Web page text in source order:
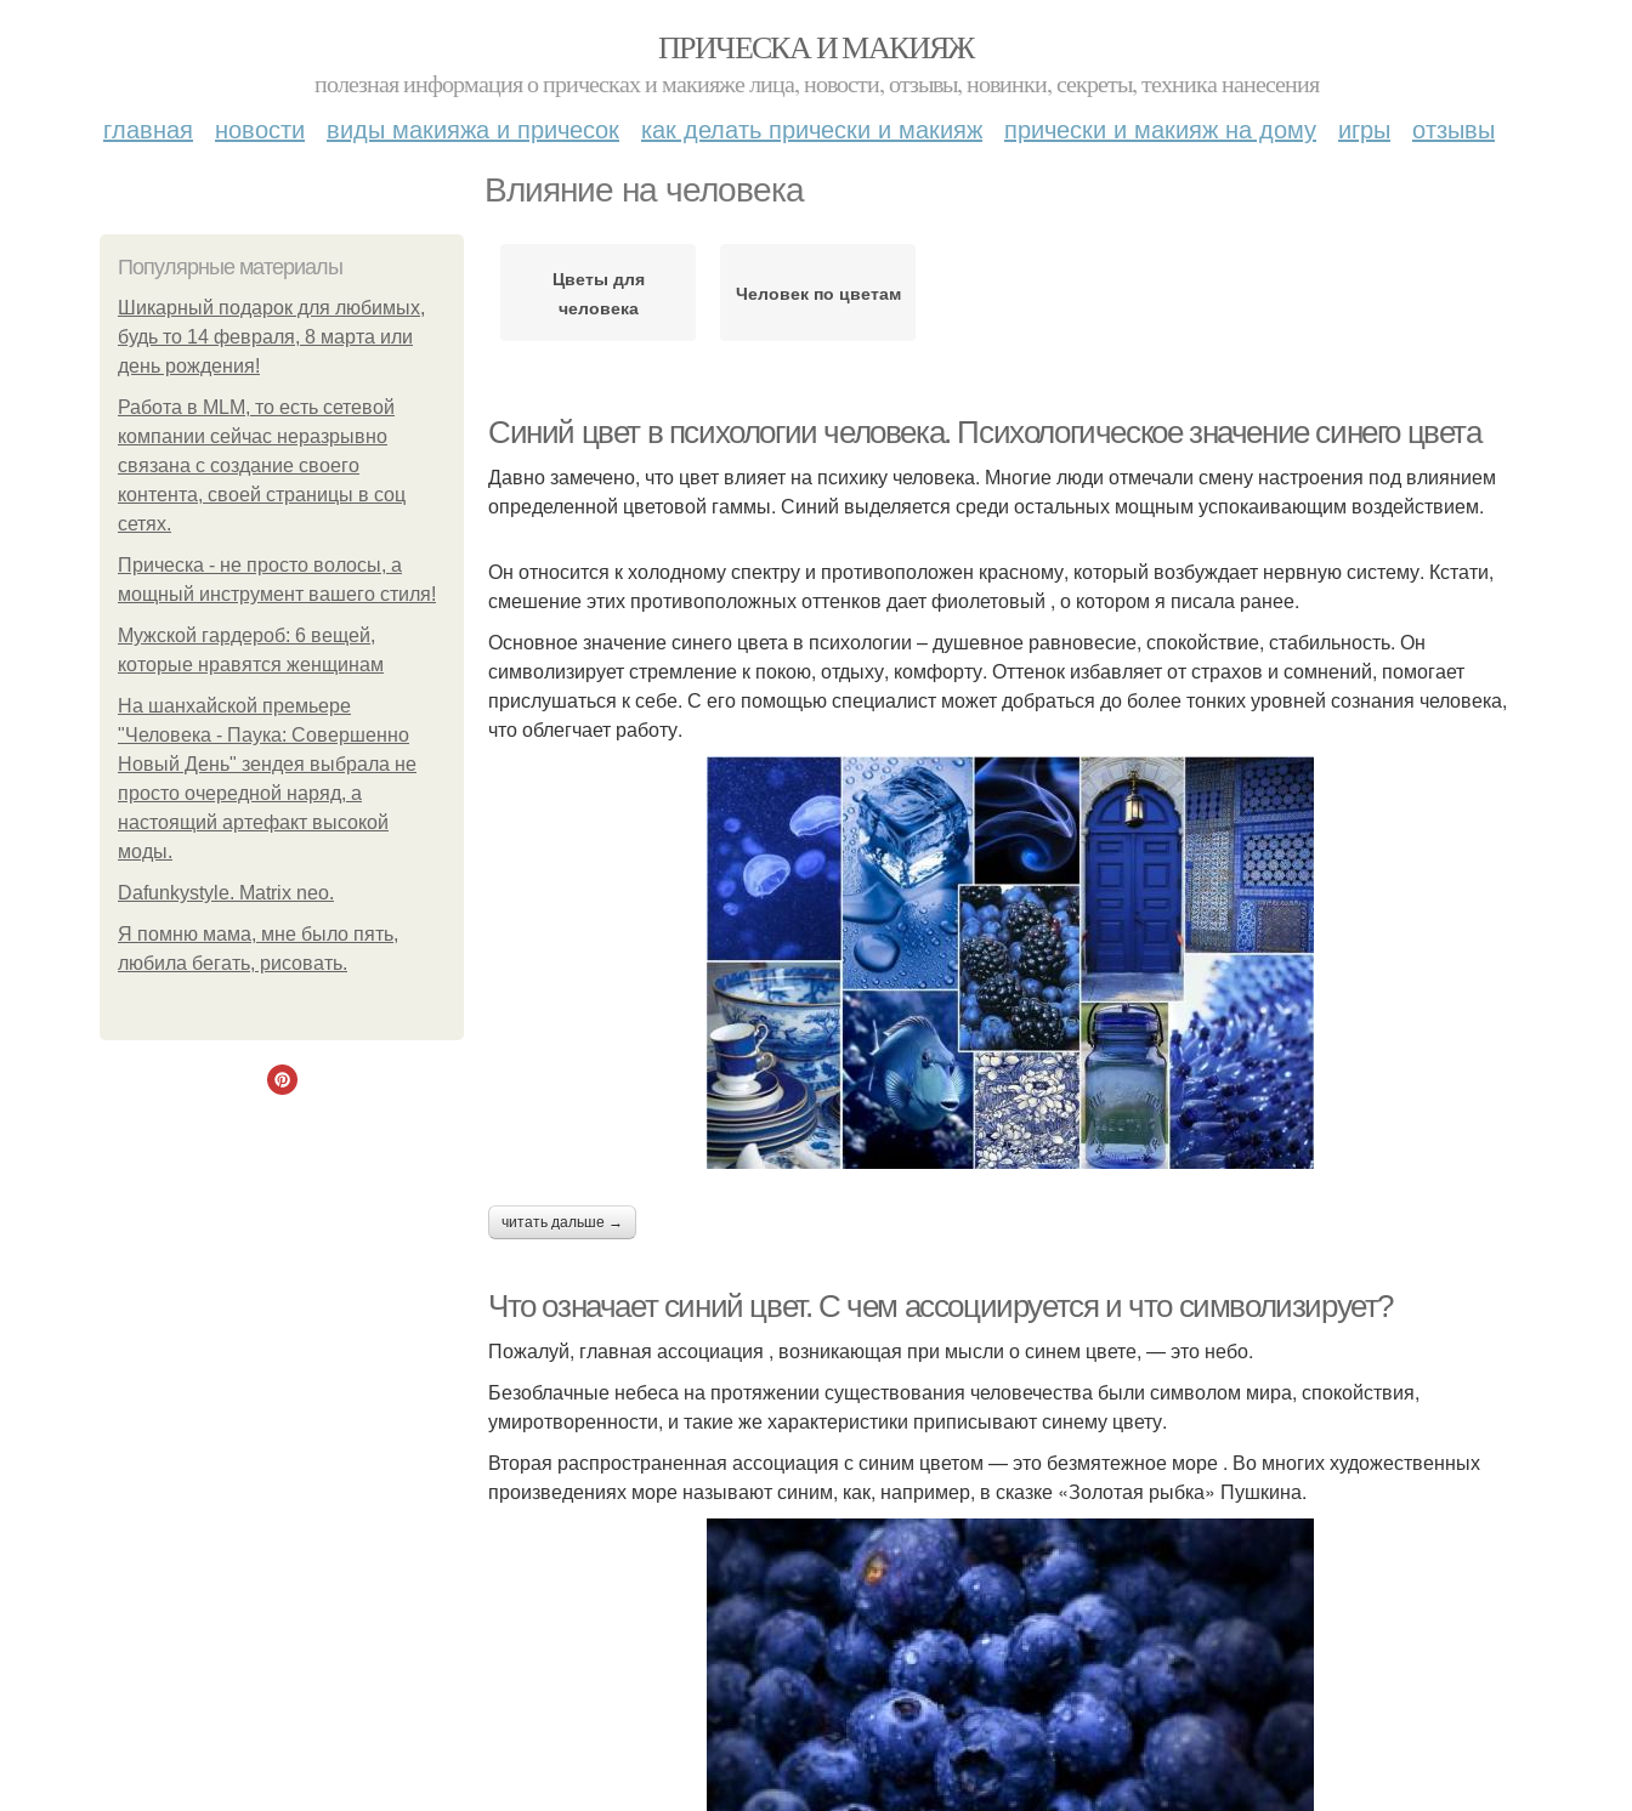
ПРИЧЕСКА И МАКИЯЖ
полезная информация о прическах и макияже лица, новости, отзывы, новинки, секреты, техника нанесения
главная новости виды макияжа и причесок как делать прически и макияж прически и макияж на дому игры отзывы
Влияние на человека
Популярные материалы
Шикарный подарок для любимых,
будь то 14 февраля, 8 марта или
день рождения!
Работа в MLM, то есть сетевой
компании сейчас неразрывно
связана с создание своего
контента, своей страницы в соц
сетях.
Прическа - не просто волосы, а
мощный инструмент вашего стиля!
Мужской гардероб: 6 вещей,
которые нравятся женщинам
На шанхайской премьере
"Человека - Паука: Совершенно
Новый День" зендея выбрала не
просто очередной наряд, а
настоящий артефакт высокой
моды.
Dafunkystyle. Matrix neo.
Я помню мама, мне было пять,
любила бегать, рисовать.
Цветы для
человека
Человек по цветам
Синий цвет в психологии человека. Психологическое значение синего цвета
Давно замечено, что цвет влияет на психику человека. Многие люди отмечали смену настроения под влиянием
определенной цветовой гаммы. Синий выделяется среди остальных мощным успокаивающим воздействием.
Он относится к холодному спектру и противоположен красному, который возбуждает нервную систему. Кстати,
смешение этих противоположных оттенков дает фиолетовый , о котором я писала ранее.
Основное значение синего цвета в психологии – душевное равновесие, спокойствие, стабильность. Он
символизирует стремление к покою, отдыху, комфорту. Оттенок избавляет от страхов и сомнений, помогает
прислушаться к себе. С его помощью специалист может добраться до более тонких уровней сознания человека,
что облегчает работу.
читать дальше →
Что означает синий цвет. С чем ассоциируется и что символизирует?
Пожалуй, главная ассоциация , возникающая при мысли о синем цвете, — это небо.
Безоблачные небеса на протяжении существования человечества были символом мира, спокойствия,
умиротворенности, и такие же характеристики приписывают синему цвету.
Вторая распространенная ассоциация с синим цветом — это безмятежное море . Во многих художественных
произведениях море называют синим, как, например, в сказке «Золотая рыбка» Пушкина.